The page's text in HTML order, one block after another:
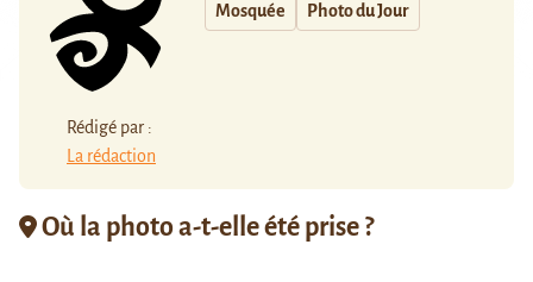
Rédigé par :
La rédaction
Mosquée Photo du Jour
Où la photo a-t-elle été prise ?